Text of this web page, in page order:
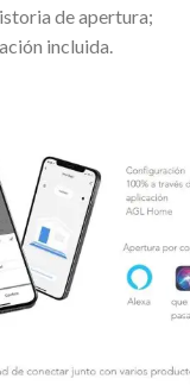
de apertura;
incluida.